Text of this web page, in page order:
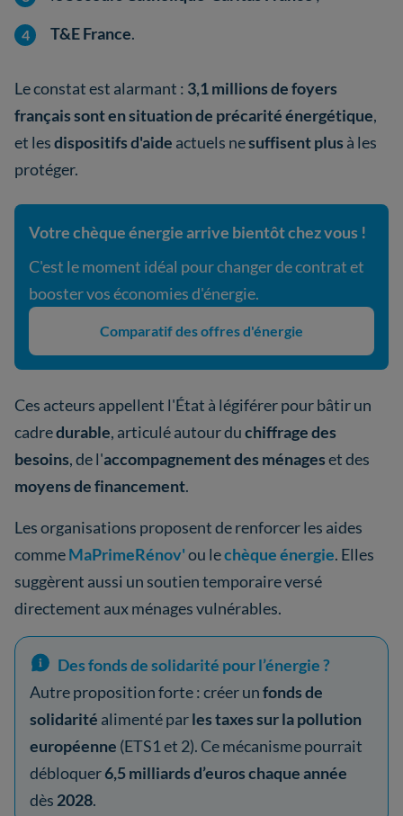
T&E France.
Le constat est alarmant : 3,1 millions de foyers
français sont en situation de précarité énergétique,
et lesdispositifs d'aide actuels nesuffisent plus à les
protéger.
Votre chèque énergie arrive bientôt chez vous !
C'est le moment idéal pour changer de contrat et
booster vos économies d'énergie.
Comparatif des offres d'énergie
Ces acteurs appellent l'État à légiférer pour bâtir un
cadredurable, articulé autour duchiffrage des
besoins, de l'accompagnement des ménageset des
moyens de financement.
Les organisations proposent de renforcer les aides
commeMaPrimeRénov'ou lechèque énergie. Elles
suggèrent aussi un soutien temporaire versé
directement aux ménages vulnérables.
Des fonds de solidarité pour l’énergie ?
Autre proposition forte : créer unfonds de
solidarité alimenté parles taxes sur la pollution
européenne (ETS1 et 2). Ce mécanisme pourrait
débloquer6,5 milliards d’euros chaque année
dès 2028.